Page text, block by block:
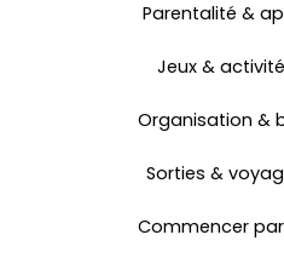
Parentalité &
Jeux &
Organisation &
Sorties &
Commencer